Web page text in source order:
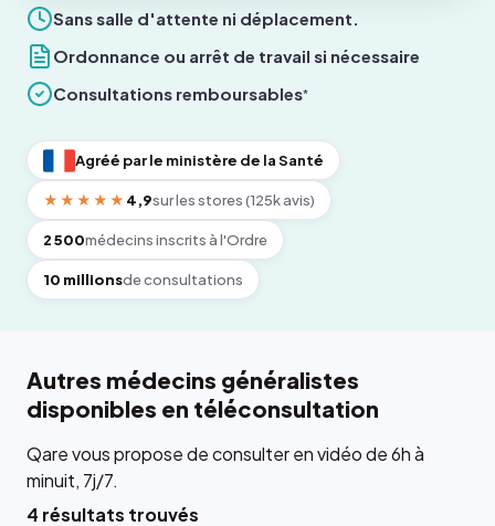
Sans salle d'attente ni déplacement.
Ordonnance ou arrêt de travail si nécessaire
Consultations remboursables*
Agréé par le ministère de la Santé
★★★★★ 4,9sur les stores (125k avis)
2 500médecins inscrits à l'Ordre
10 millionsde consultations
Autres médecins généralistes
disponibles en téléconsultation
Qare vous propose de consulter en vidéo de 6h à
minuit, 7j/7.
4 résultats trouvés